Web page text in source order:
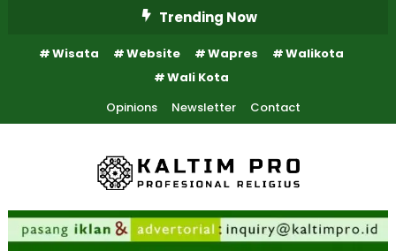
Content
Trending Now
Wisata Website Wapres
Walikota
Wali Kota
Opinions
Newsletter Contact
Kaltim Pro
Kaltim Profesional Religius